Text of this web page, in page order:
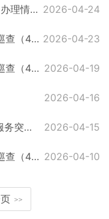
全国生态环境信访投诉举报管理平台办理情况公示[2026]（260126430626010092） 2026-04-24
平江县农业农村局2026年渔政执法巡查（4月23日） 2026-04-23
平江县农业农村局2026年渔政执法巡查（4月19日） 2026-04-19
2026-04-16
平江县住房和城乡建设局“治理物业服务突出问题”集中整治责任分工方案 2026-04-15
平江县农业农村局2026年渔政执法巡查（4月10日） 2026-04-10
>>